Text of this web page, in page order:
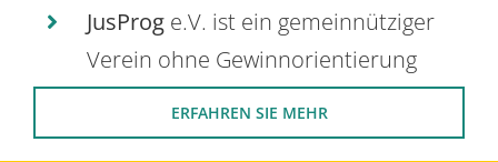
JusProg e.V. ist ein gemeinnütziger
Verein ohne Gewinnorientierung
ERFAHREN SIE MEHR